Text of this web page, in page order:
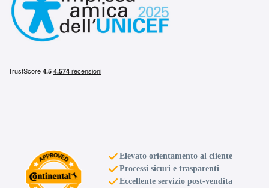
Elevato orientamento al cliente
Processi sicuri e trasparenti
Eccellente servizio post-vendita